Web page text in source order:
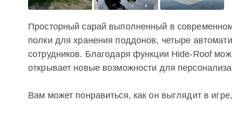
Просторный сарай выполненный в
полки для хранения поддонов, четыре
сотрудников. Благодаря функции Hide-Roof
открывает новые возможности для
Вам может понравиться, как он выглядит в